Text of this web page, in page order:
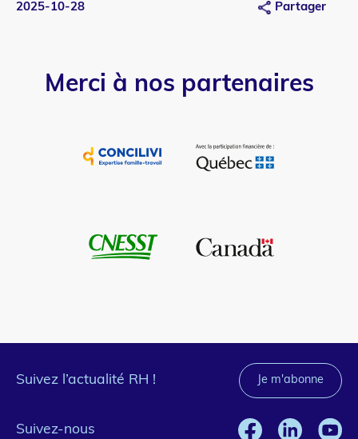
2025-10-28 Partager
Merci à nos partenaires
Suivez l’actualité RH ! Je m'abonne
Suivez-nous